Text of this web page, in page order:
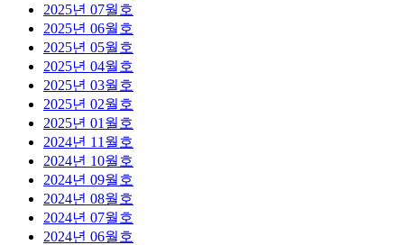
2025년 07월호
2025년 06월호
2025년 05월호
2025년 04월호
2025년 03월호
2025년 02월호
2025년 01월호
2024년 11월호
2024년 10월호
2024년 09월호
2024년 08월호
2024년 07월호
2024년 06월호